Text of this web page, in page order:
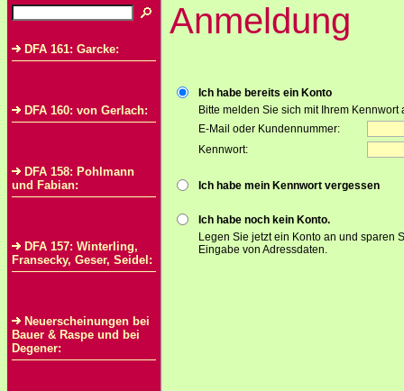
DFA 161: Garcke:
DFA 160: von Gerlach:
DFA 158: Pohlmann
und Fabian:
DFA 157: Winterling,
Fransecky, Geser, Seidel:
Neuerscheinungen bei
Bauer & Raspe und bei
Degener:
Anmeldung
Ich habe bereits ein Konto
Bitte melden Sie sich mit Ihrem Kennwort
E-Mail oder Kundennummer:
Kennwort:
Ich habe mein Kennwort vergessen
Ich habe noch kein Konto.
Legen Sie jetzt ein Konto an und sparen
Eingabe von Adressdaten.